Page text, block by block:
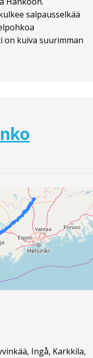
salpausselkää
on kuiva suurimman
Ingå, Karkkila,